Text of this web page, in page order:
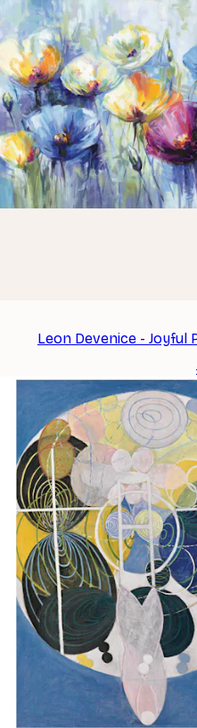
Leon Devenice - Joyful